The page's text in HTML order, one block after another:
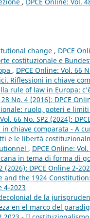
change , DPCE
costituzionale e
, DPCE Online: Vol. 66
Riflessioni in chiave
rule of law in Europa:
No. 4 (2016): DPCE
ruolo, poteri e
66 No. SP2 (2024):
chiave comparata - A
e le libertà
, DPCE Online:
in tema di forma di
(2026): DPCE Online 2-
and the 1924
4-2023
de la
en el marco del